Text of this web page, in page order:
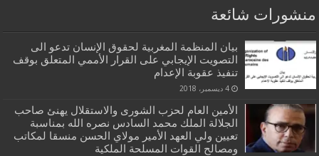
منشورات شائعة
بيان المنظمة المغربية لحقوق الإنسان تدعو الى
التصويت الإيجابي على القرار الأممي المتعلق بوقف
تنفيذ عقوبة الإعدام
4 ديسمبر، 2018
الأمين العام لحزب الشورى والاستقلال يهنئ صاحب
الجلالة الملك محمد السادس نصره الله بمناسبة
تعيين ولي العهد الأمير مولاي الحسن منسقا لمكاتب
ومصالح القوات المسلحة الملكية